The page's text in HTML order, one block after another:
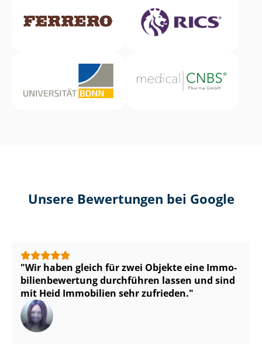
Unsere Bewertungen bei Google
Wir haben gleich für zwei Objekte eine Im­mo­
bi­li­en­be­wer­tung durchführen lassen und sind
mit Heid Immobilien sehr zufrieden.